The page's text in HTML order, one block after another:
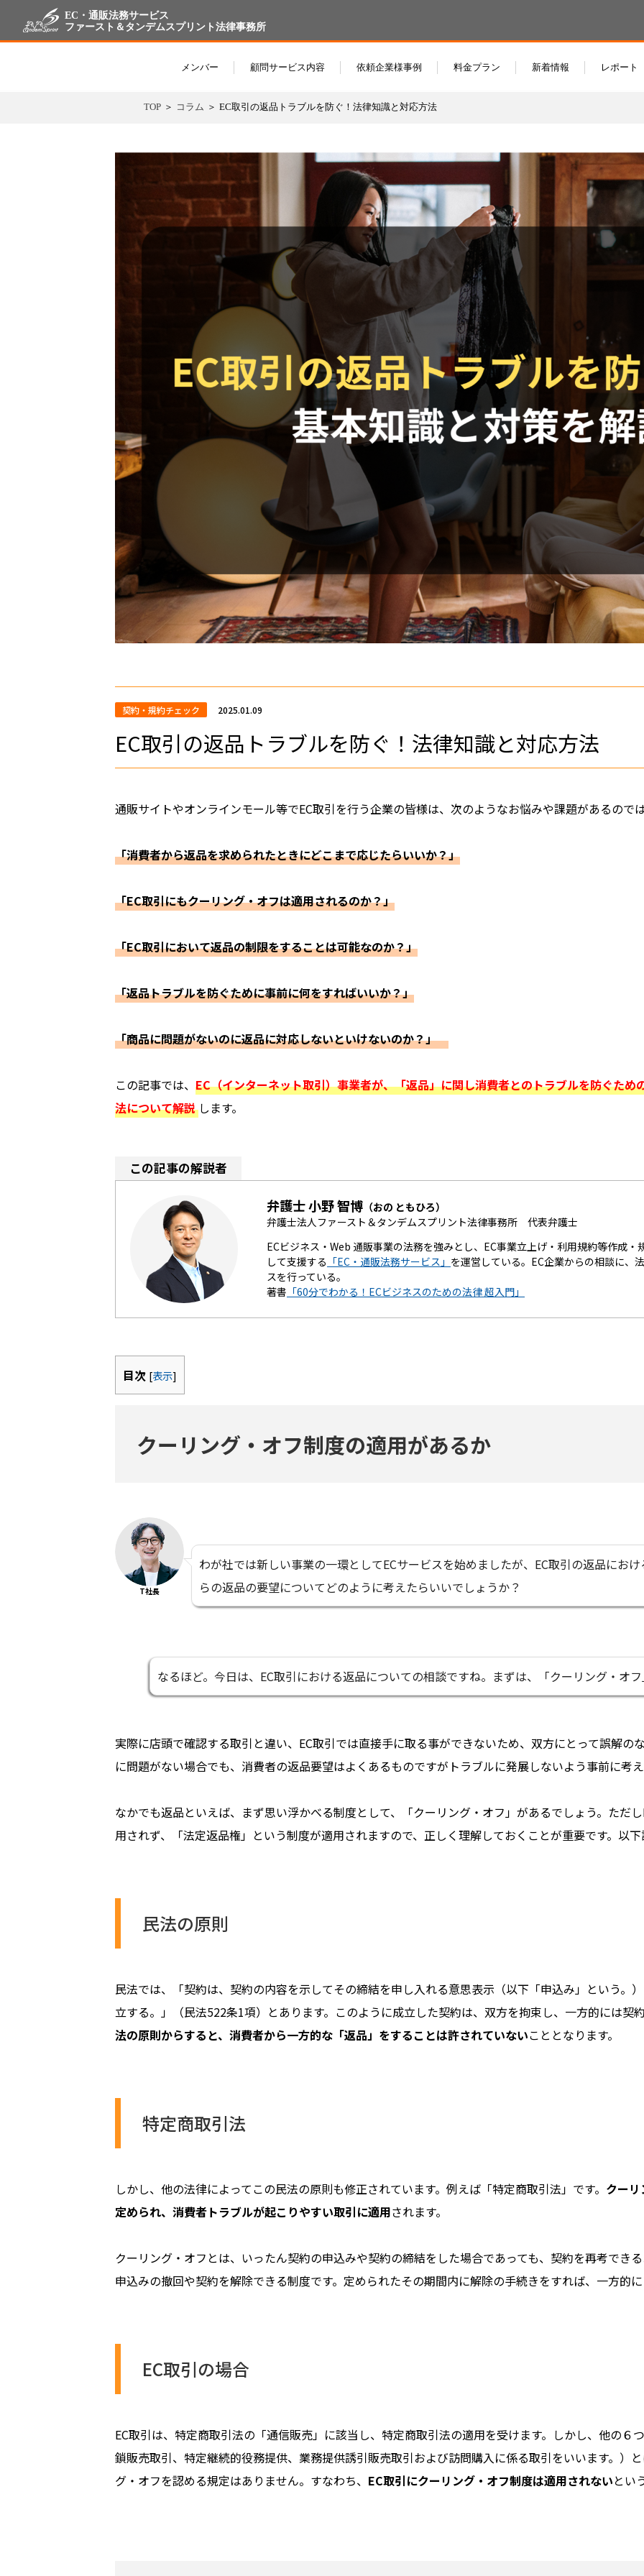
EC・通販法務サービス
ファースト＆タンデムスプリント法律事務所
メンバー 顧問サービス内容 依頼企業様事例 料金プラン 新着情報 レポート
TOP コラム EC取引の返品トラブルを防ぐ！法律知識と対応方法
契約・規約チェック 2025.01.09
EC取引の返品トラブルを防ぐ！法律知識と対応方法
通販サイトやオンラインモール等でEC取引を行う企業の皆様は、次のようなお悩みや課題があるので
「消費者から返品を求められたときにどこまで応じたらいいか？」
「EC取引にもクーリング・オフは適用されるのか？」
「EC取引において返品の制限をすることは可能なのか？」
「返品トラブルを防ぐために事前に何をすればいいか？」
「商品に問題がないのに返品に対応しないといけないのか？」
この記事では、 EC（インターネット取引）事業者が、「返品」に関し消費者とのトラブルを防ぐた
法について解説 します。
この記事の解説者
弁護士 小野 智博 （おの ともひろ）
弁護士法人ファースト＆タンデムスプリント法律事務所 代表弁護士
ECビジネス・Web 通販事業の法務を強みとし、EC事業立上げ・利用規約等作成
して支援する 「EC・通販法務サービス」 を運営している。EC企業からの相談に、
スを行っている。
著書 「60分でわかる！ECビジネスのための法律 超入門」
目次 [表示]
クーリング・オフ制度の適用があるか
T社長
わが社では新しい事業の一環としてECサービスを始めましたが、EC取引の返品にお
らの返品の要望についてどのように考えたらいいでしょうか？
なるほど。今日は、EC取引における返品についての相談ですね。まずは、「クーリング・オフ
実際に店頭で確認する取引と違い、EC取引では直接手に取る事ができないため、双方にとって誤解の
に問題がない場合でも、消費者の返品要望はよくあるものですがトラブルに発展しないよう事前に考え
なかでも返品といえば、まず思い浮かべる制度として、「クーリング・オフ」があるでしょう。ただ
用されず、「法定返品権」という制度が適用されますので、正しく理解しておくことが重要です。以下
民法の原則
民法では、「契約は、契約の内容を示してその締結を申し入れる意思表示（以下「申込み」という。
立する。」（民法522条1項）とあります。このように成立した契約は、双方を拘束し、一方的には契
法の原則からすると、消費者から一方的な「返品」をすることは許されていないこととなります。
特定商取引法
しかし、他の法律によってこの民法の原則も修正されています。例えば「特定商取引法」です。 クー
定められ、消費者トラブルが起こりやすい取引に適用されます。
クーリング・オフとは、いったん契約の申込みや契約の締結をした場合であっても、契約を再考でき
申込みの撤回や契約を解除できる制度です。定められたその期間内に解除の手続きをすれば、一方的に
EC取引の場合
EC取引は、特定商取引法の「通信販売」に該当し、特定商取引法の適用を受けます。しかし、他の６
鎖販売取引、特定継続的役務提供、業務提供誘引販売取引および訪問購入に係る取引をいいます。）
グ・オフを認める規定はありません。すなわち、 EC取引にクーリング・オフ制度は適用されないとい